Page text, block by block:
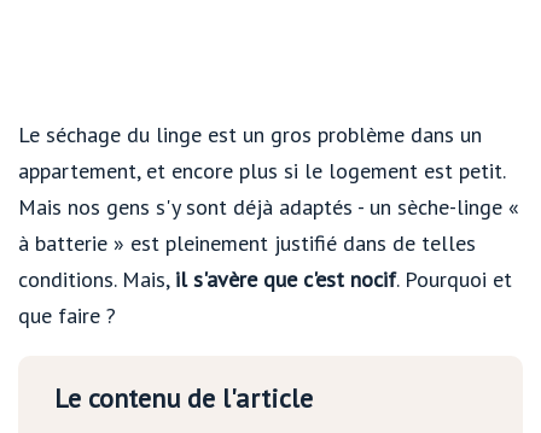
Le séchage du linge est un gros problème dans un
appartement, et encore plus si le logement est petit.
Mais nos gens s'y sont déjà adaptés - un sèche-linge «
à batterie » est pleinement justifié dans de telles
conditions. Mais, il s'avère que c'est nocif. Pourquoi et
que faire ?
Le contenu de l'article